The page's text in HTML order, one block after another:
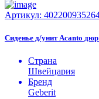
Артикул:
Сиденье д/унит Acanto
Страна
Швейцария
Бренд
Geberit